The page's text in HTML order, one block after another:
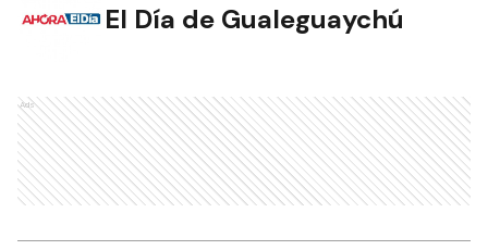
El Día de Gualeguaychú
Ads